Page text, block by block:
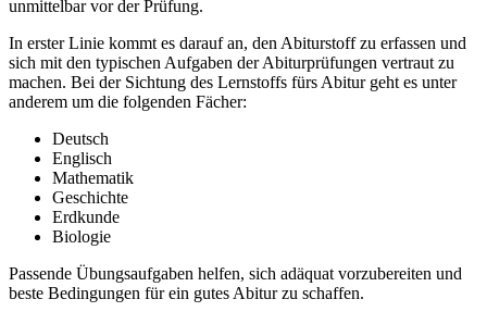
unmittelbar vor der Prüfung.
In erster Linie kommt es darauf an, den Abiturstoff zu erfassen und
sich mit den typischen Aufgaben der Abiturprüfungen vertraut zu
machen. Bei der Sichtung des Lernstoffs fürs Abitur geht es unter
anderem um die folgenden Fächer:
Deutsch
Englisch
Mathematik
Geschichte
Erdkunde
Biologie
Passende Übungsaufgaben helfen, sich adäquat vorzubereiten und
beste Bedingungen für ein gutes Abitur zu schaffen.